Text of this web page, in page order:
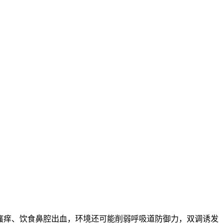
、饮食鼻腔出血，环境还可能削弱呼吸道防御力，双调诱发